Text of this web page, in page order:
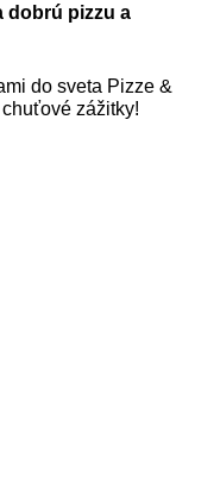
dobrú pizzu a
do sveta Pizze &
zážitky!